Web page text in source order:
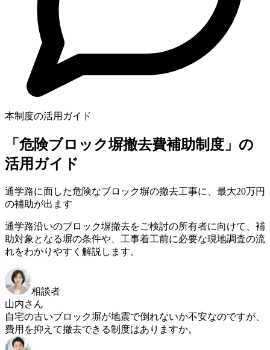
本制度の活用ガイド
「危険ブロック塀撤去費補助制度」の
活用ガイド
通学路に面した危険なブロック塀の撤去工事に、最大20万円
の補助が出ます
通学路沿いのブロック塀撤去をご検討の所有者に向けて、補
助対象となる塀の条件や、工事着工前に必要な現地調査の流
れをわかりやすく解説します。
相談者
山内さん
自宅の古いブロック塀が地震で倒れないか不安なのですが、
費用を抑えて撤去できる制度はありますか。